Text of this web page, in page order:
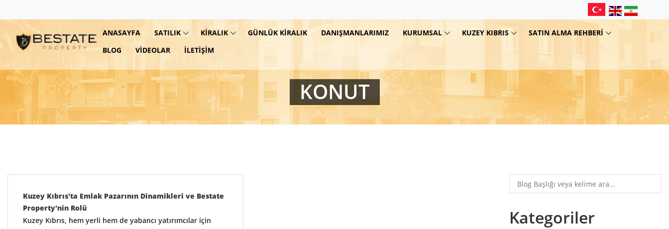
ANASAYFA SATILIK KIRALIK GÜNLÜK KIRALIK DANIŞMANLARIMIZ KURUMSAL KUZEY KIBRIS
SATIN ALMA REHBERI
BLOG
VIDEOLAR İLETIŞIM
KONUT
Kuzey Kıbrıs'ta Emlak Pazarının Dinamikleri ve Bestate
Property'nin Rolü
Kuzey Kıbrıs, hem yerli hem de yabancı yatırımcılar için
Kategoriler